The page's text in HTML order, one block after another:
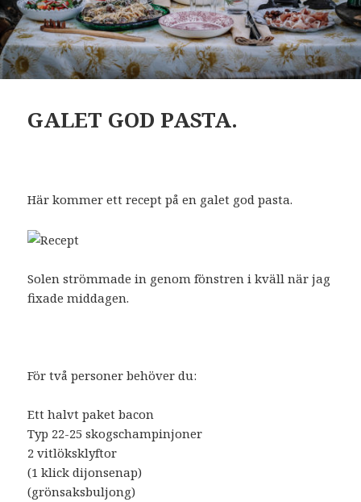
GALET GOD PASTA.
Här kommer ett recept på en galet god pasta.
Solen strömmade in genom fönstren i kväll när jag
fixade middagen.
För två personer behöver du:
Ett halvt paket bacon
Typ 22-25 skogschampinjoner
2 vitlöksklyftor
(1 klick dijonsenap)
(grönsaksbuljong)